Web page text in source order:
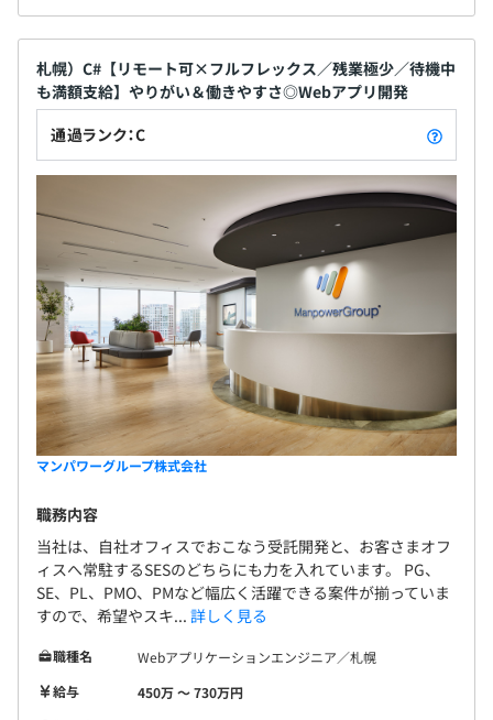
札幌）C#【リモート可×フルフレックス／残業極少／待機中
も満額支給】やりがい＆働きやすさ◎Webアプリ開発
通過ランク：C
マンパワーグループ株式会社
職務内容
当社は、自社オフィスでおこなう受託開発と、お客さまオフ
ィスへ常駐するSESのどちらにも力を入れています。 PG、
SE、PL、PMO、PMなど幅広く活躍できる案件が揃っていま
すので、希望やスキ... 詳しく見る
職種名
Webアプリケーションエンジニア／札幌
給与
450万 〜 730万円